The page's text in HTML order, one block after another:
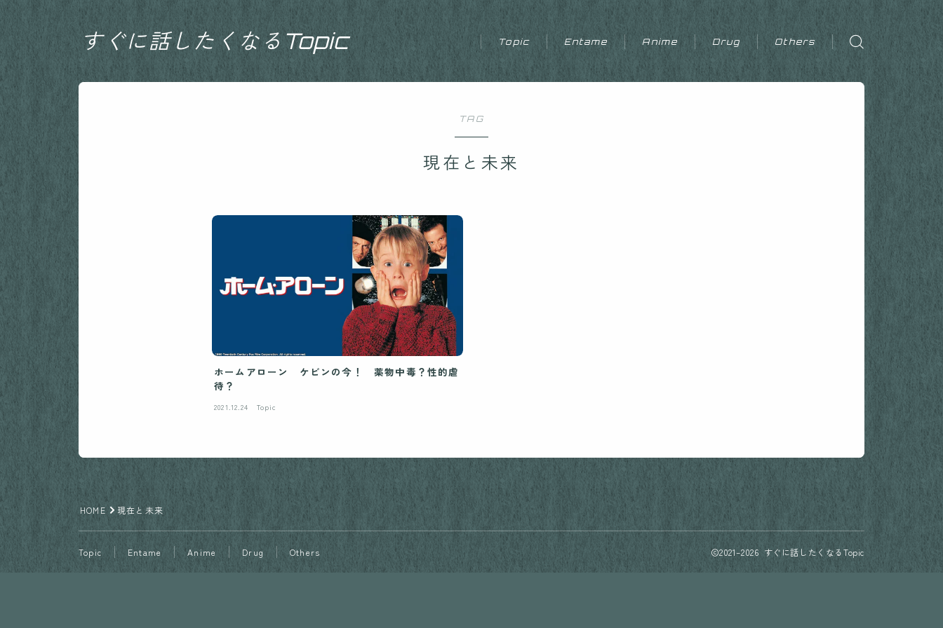
すぐに話したくなるTopic Topic Entame Anime Drug Others
TAG
現在と未来
ホームアローン ケビンの今！ 薬物中毒？性的虐
待？
2021.12.24 Topic
HOME 現在と未来
Topic Entame Anime Drug Others 2021–2026 すぐに話したくなるTopic